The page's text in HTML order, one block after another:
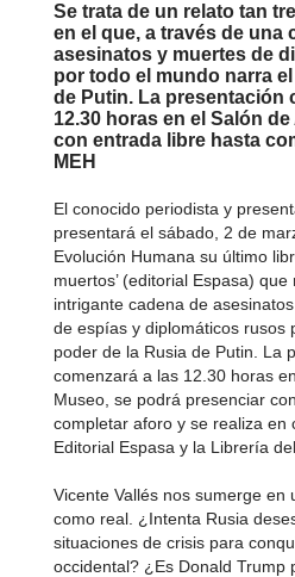
Se trata de un relato tan
en el que, a través de una
asesinatos y muertes de
por todo el mundo narra
de Putin. La presentación
12.30 horas en el Salón
con entrada libre hasta
MEH
El conocido periodista y
presentará el sábado, 2 de
Evolución Humana su último
muertos’ (editorial Espasa)
intrigante cadena de
de espías y diplomáticos rusos
poder de la Rusia de Putin. La
comenzará a las 12.30 horas
Museo, se podrá presenciar
completar aforo y se realiza en
Editorial Espasa y la Librería
Vicente Vallés nos sumerge en
como real. ¿Intenta Rusia
situaciones de crisis para
occidental? ¿Es Donald Trump